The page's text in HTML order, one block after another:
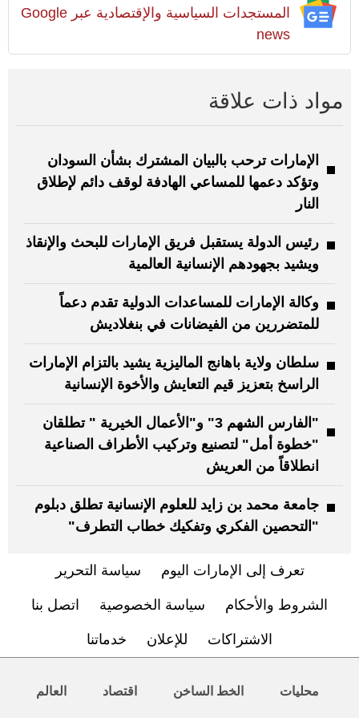
المستجدات السياسية والإقتصادية عبر Google
news
مواد ذات علاقة
الإمارات ترحب بالبيان المشترك بشأن السودان
وتؤكد دعمها للمساعي الهادفة لوقف دائم لإطلاق
النار
رئيس الدولة يستقبل فريق الإمارات للبحث والإنقاذ
ويشيد بجهودهم الإنسانية العالمية
وكالة الإمارات للمساعدات الدولية تقدم دعماً
للمتضررين من الفيضانات في بنغلاديش
سلطان ولاية باهانج الماليزية يشيد بالتزام الإمارات
الراسخ بتعزيز قيم التعايش والأخوة الإنسانية
"الفارس الشهم 3" و"الأعمال الخيرية " تطلقان
"خطوة أمل" لتصنيع وتركيب الأطراف الصناعية
انطلاقاً من العريش
جامعة محمد بن زايد للعلوم الإنسانية تطلق دبلوم
"التحصين الفكري وتفكيك خطاب التطرف"
تعرف إلى الإمارات اليوم سياسة التحرير
الشروط والأحكام سياسة الخصوصية اتصل بنا
الاشتراكات للإعلان خدماتنا
محليات الخط الساخن اقتصاد العالم